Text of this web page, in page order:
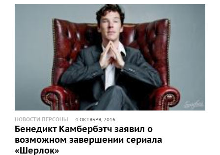
НОВОСТИ ПЕРСОНЫ 4 ОКТЯБРЯ, 2016
Бенедикт Камбербэтч заявил о
возможном завершении сериала
«Шерлок»